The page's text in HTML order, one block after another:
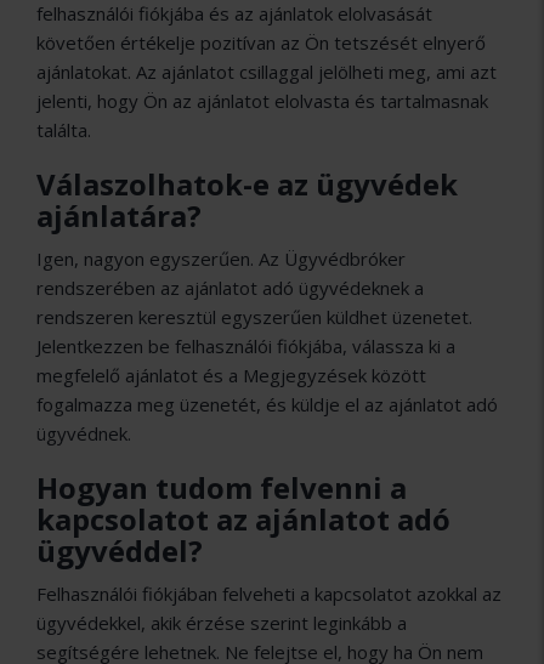
felhasználói fiókjába és az ajánlatok elolvasását
követően értékelje pozitívan az Ön tetszését elnyerő
ajánlatokat. Az ajánlatot csillaggal jelölheti meg, ami azt
jelenti, hogy Ön az ajánlatot elolvasta és tartalmasnak
találta.
Válaszolhatok-e az ügyvédek
ajánlatára?
Igen, nagyon egyszerűen. Az Ügyvédbróker
rendszerében az ajánlatot adó ügyvédeknek a
rendszeren keresztül egyszerűen küldhet üzenetet.
Jelentkezzen be felhasználói fiókjába, válassza ki a
megfelelő ajánlatot és a Megjegyzések között
fogalmazza meg üzenetét, és küldje el az ajánlatot adó
ügyvédnek.
Hogyan tudom felvenni a
kapcsolatot az ajánlatot adó
ügyvéddel?
Felhasználói fiókjában felveheti a kapcsolatot azokkal az
ügyvédekkel, akik érzése szerint leginkább a
segítségére lehetnek. Ne felejtse el, hogy ha Ön nem